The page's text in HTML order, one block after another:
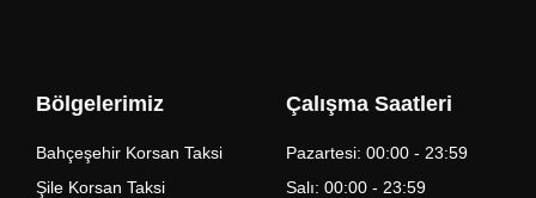
Bölgelerimiz
Bahçeşehir Korsan Taksi
Şile Korsan Taksi
Çalışma Saatleri
Pazartesi: 00:00 - 23:59
Salı: 00:00 - 23:59